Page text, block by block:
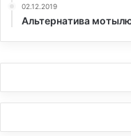
02.12.2019
Альтернатива